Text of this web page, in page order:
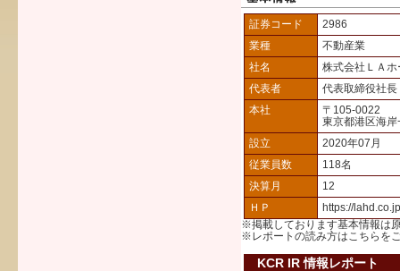
証券コード
2986
業種
不動産業
社名
株式会社ＬＡ
代表者
代表取締役
本社
〒105-0022
東京都港区海
設立
2020年07月
従業員数
118名
決算月
12
ＨＰ
https://
※掲載しております基本情報は
※レポートの読み方はこちら を
KCR IR 情報レポート